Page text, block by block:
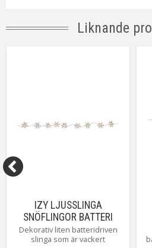
Integrerad
Daylight
Liknande
IZY LJUSSLINGA
SNÖFLINGOR BATTERI
135CM 10LED
VARMVIT/KLAR
Dekorativ liten batteridriven
slinga som är vackert